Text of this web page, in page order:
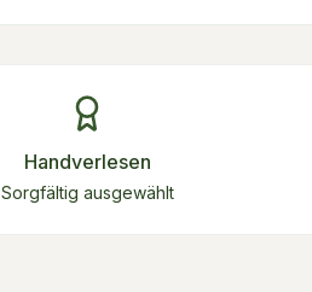
Handverlesen
Sorgfältig ausgewählt